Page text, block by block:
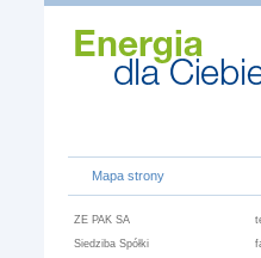
Mapa strony
ZE PAK SA
Siedziba Spółki